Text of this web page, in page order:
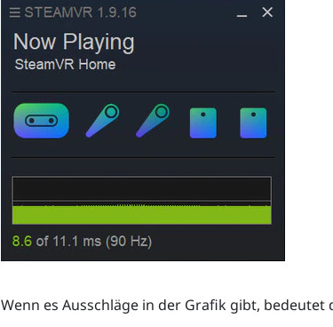
Wenn es Ausschläge in der Grafik gibt, bedeutet